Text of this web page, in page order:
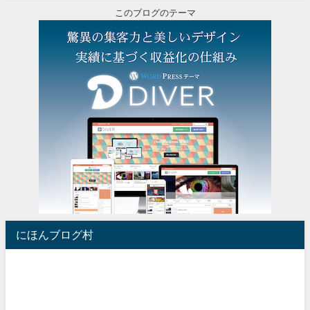
このブログのテーマ
にほんブログ村